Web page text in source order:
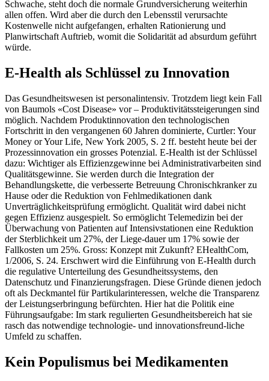
Schwache, steht doch die normale Grundversicherung weiterhin
allen offen. Wird aber die durch den Lebensstil verursachte
Kostenwelle nicht aufgefangen, erhalten Rationierung und
Planwirtschaft Auftrieb, womit die Solidarität ad absurdum geführt
würde.
E-Health als Schlüssel zu Innovation
Das Gesundheitswesen ist personalintensiv. Trotzdem liegt kein Fall
von Baumols «Cost Disease» vor – Produktivitätssteigerungen sind
möglich. Nachdem Produktinnovation den technologischen
Fortschritt in den vergangenen 60 Jahren dominierte, Curtler: Your
Money or Your Life, New York 2005, S. 2 ff. besteht heute bei der
Prozessinnovation ein grosses Potenzial. E-Health ist der Schlüssel
dazu: Wichtiger als Effizienzgewinne bei Administrativarbeiten sind
Qualitätsgewinne. Sie werden durch die Integration der
Behandlungskette, die verbesserte Betreuung Chronischkranker zu
Hause oder die Reduktion von Fehlmedikationen dank
Unverträglichkeitsprüfung ermöglicht. Qualität wird dabei nicht
gegen Effizienz ausgespielt. So ermöglicht Telemedizin bei der
Überwachung von Patienten auf Intensivstationen eine Reduktion
der Sterblichkeit um 27%, der Liege-dauer um 17% sowie der
Fallkosten um 25%. Gross: Konzept mit Zukunft? EHealthCom,
1/2006, S. 24. Erschwert wird die Einführung von E-Health durch
die regulative Unterteilung des Gesundheitssystems, den
Datenschutz und Finanzierungsfragen. Diese Gründe dienen jedoch
oft als Deckmantel für Partikularinteressen, welche die Transparenz
der Leistungserbringung befürchten. Hier hat die Politik eine
Führungsaufgabe: Im stark regulierten Gesundheitsbereich hat sie
rasch das notwendige technologie- und innovationsfreund-liche
Umfeld zu schaffen.
Kein Populismus bei Medikamenten